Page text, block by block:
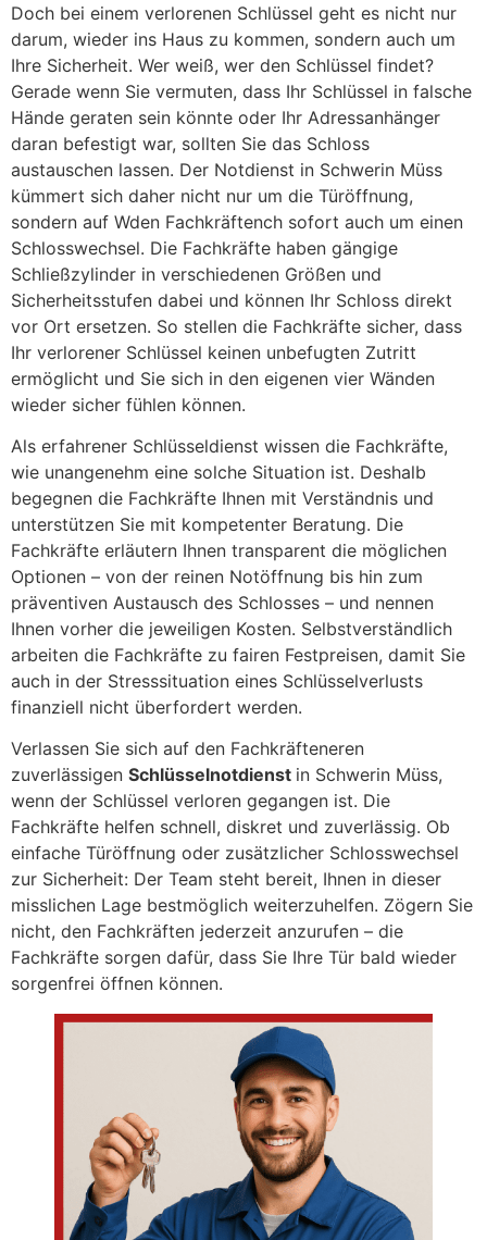
Doch bei einem verlorenen Schlüssel geht es nicht nur
darum, wieder ins Haus zu kommen, sondern auch um
Ihre Sicherheit. Wer weiß, wer den Schlüssel findet?
Gerade wenn Sie vermuten, dass Ihr Schlüssel in falsche
Hände geraten sein könnte oder Ihr Adressanhänger
daran befestigt war, sollten Sie das Schloss
austauschen lassen. Der Notdienst in Schwerin Müss
kümmert sich daher nicht nur um die Türöffnung,
sondern auf Wden Fachkräftench sofort auch um einen
Schlosswechsel. Die Fachkräfte haben gängige
Schließzylinder in verschiedenen Größen und
Sicherheitsstufen dabei und können Ihr Schloss direkt
vor Ort ersetzen. So stellen die Fachkräfte sicher, dass
Ihr verlorener Schlüssel keinen unbefugten Zutritt
ermöglicht und Sie sich in den eigenen vier Wänden
wieder sicher fühlen können.
Als erfahrener Schlüsseldienst wissen die Fachkräfte,
wie unangenehm eine solche Situation ist. Deshalb
begegnen die Fachkräfte Ihnen mit Verständnis und
unterstützen Sie mit kompetenter Beratung. Die
Fachkräfte erläutern Ihnen transparent die möglichen
Optionen – von der reinen Notöffnung bis hin zum
präventiven Austausch des Schlosses – und nennen
Ihnen vorher die jeweiligen Kosten. Selbstverständlich
arbeiten die Fachkräfte zu fairen Festpreisen, damit Sie
auch in der Stresssituation eines Schlüsselverlusts
finanziell nicht überfordert werden.
Verlassen Sie sich auf den Fachkräfteneren
zuverlässigen Schlüsselnotdienst in Schwerin Müss,
wenn der Schlüssel verloren gegangen ist. Die
Fachkräfte helfen schnell, diskret und zuverlässig. Ob
einfache Türöffnung oder zusätzlicher Schlosswechsel
zur Sicherheit: Der Team steht bereit, Ihnen in dieser
misslichen Lage bestmöglich weiterzuhelfen. Zögern Sie
nicht, den Fachkräften jederzeit anzurufen – die
Fachkräfte sorgen dafür, dass Sie Ihre Tür bald wieder
sorgenfrei öffnen können.